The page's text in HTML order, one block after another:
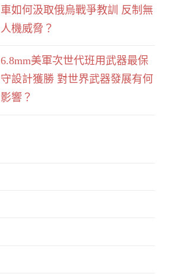
車如何汲取俄烏戰爭教訓 反制無
人機威脅？
6.8mm美軍次世代班用武器最保
守設計獲勝 對世界武器發展有何
影響？